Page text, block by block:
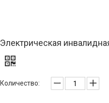
Электрическая
Количество: